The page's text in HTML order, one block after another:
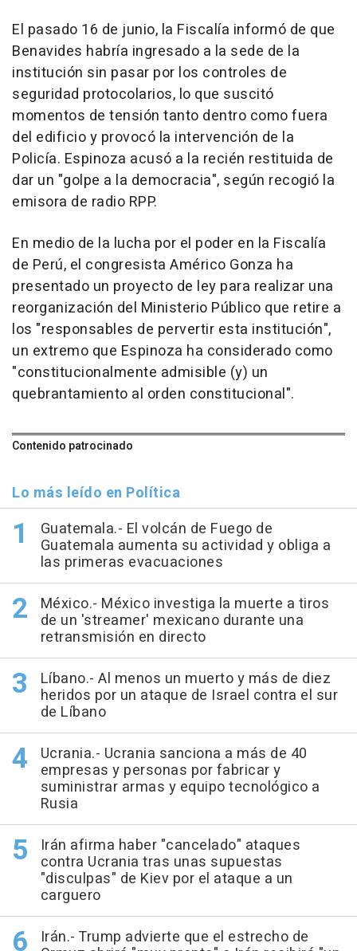
El pasado 16 de junio, la Fiscalía informó de que
Benavides habría ingresado a la sede de la
institución sin pasar por los controles de
seguridad protocolarios, lo que suscitó
momentos de tensión tanto dentro como fuera
del edificio y provocó la intervención de la
Policía. Espinoza acusó a la recién restituida de
dar un "golpe a la democracia", según recogió la
emisora de radio RPP.
En medio de la lucha por el poder en la Fiscalía
de Perú, el congresista Américo Gonza ha
presentado un proyecto de ley para realizar una
reorganización del Ministerio Público que retire a
los "responsables de pervertir esta institución",
un extremo que Espinoza ha considerado como
"constitucionalmente admisible (y) un
quebrantamiento al orden constitucional".
Contenido patrocinado
Lo más leído en Política
Guatemala.- El volcán de Fuego de
Guatemala aumenta su actividad y obliga a
las primeras evacuaciones
México.- México investiga la muerte a tiros
de un 'streamer' mexicano durante una
retransmisión en directo
Líbano.- Al menos un muerto y más de diez
heridos por un ataque de Israel contra el sur
de Líbano
Ucrania.- Ucrania sanciona a más de 40
empresas y personas por fabricar y
suministrar armas y equipo tecnológico a
Rusia
Irán afirma haber "cancelado" ataques
contra Ucrania tras unas supuestas
"disculpas" de Kiev por el ataque a un
carguero
Irán.- Trump advierte que el estrecho de